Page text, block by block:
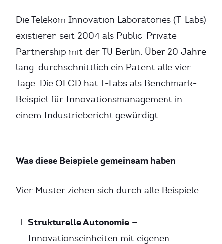
Die Telekom Innovation Laboratories (T-Labs)
existieren seit 2004 als Public-Private-
Partnership mit der TU Berlin. Über 20 Jahre
lang: durchschnittlich ein Patent alle vier
Tage. Die OECD hat T-Labs als Benchmark-
Beispiel für Innovationsmanagement in
einem Industriebericht gewürdigt.
Was diese Beispiele gemeinsam haben
Vier Muster ziehen sich durch alle Beispiele:
Strukturelle Autonomie —
Innovationseinheiten mit eigenen